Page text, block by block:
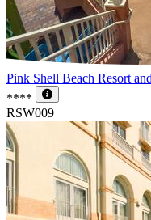
Pink Shell Beach Resort
****
RSW009